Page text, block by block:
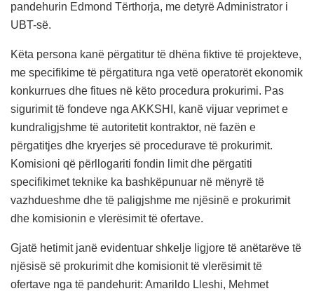
pandehurin Edmond Tërthorja, me detyrë Administrator i
UBT-së.
Këta persona kanë përgatitur të dhëna fiktive të projekteve,
me specifikime të përgatitura nga vetë operatorët ekonomik
konkurrues dhe fitues në këto procedura prokurimi. Pas
sigurimit të fondeve nga AKKSHI, kanë vijuar veprimet e
kundraligjshme të autoritetit kontraktor, në fazën e
përgatitjes dhe kryerjes së procedurave të prokurimit.
Komisioni që përllogariti fondin limit dhe përgatiti
specifikimet teknike ka bashkëpunuar në mënyrë të
vazhdueshme dhe të paligjshme me njësinë e prokurimit
dhe komisionin e vlerësimit të ofertave.
Gjatë hetimit janë evidentuar shkelje ligjore të anëtarëve të
njësisë së prokurimit dhe komisionit të vlerësimit të
ofertave nga të pandehurit: Amarildo Lleshi, Mehmet